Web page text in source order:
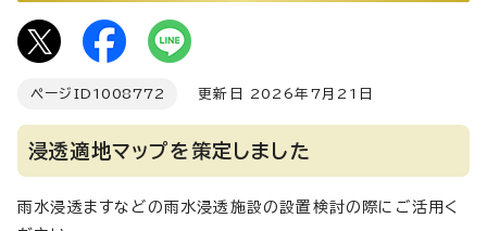
ページID 1008772 更新日 2026年7月21日
浸透適地マップを策定しました
雨水浸透ますなどの雨水浸透施設の設置検討の際にご活用く